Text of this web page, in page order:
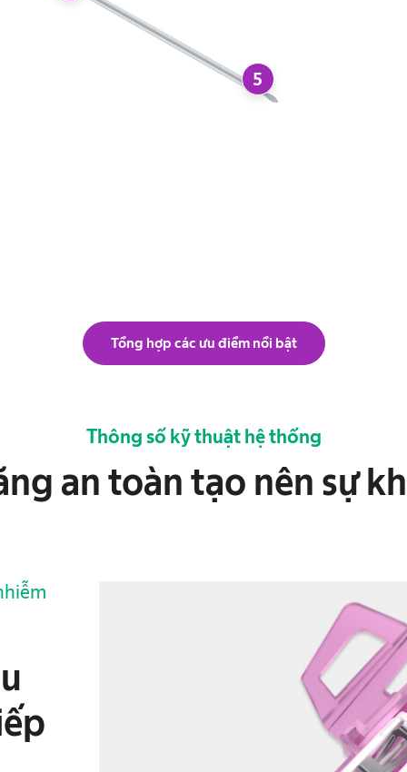
5
Tổng hợp các ưu điểm nổi bật
Thông số kỹ thuật hệ thống
an toàn tạo nên sự